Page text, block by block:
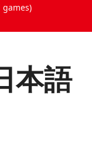
games)
本語